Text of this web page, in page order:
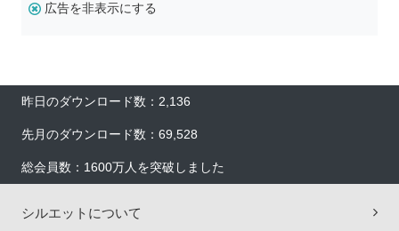
広告を非表示にする
昨日のダウンロード数：2,136
先月のダウンロード数：69,528
総会員数：1600万人を突破しました
シルエットについて